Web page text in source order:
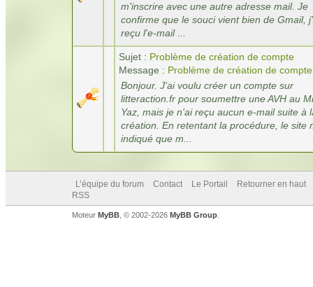
m'inscrire avec une autre adresse mail. Je
confirme que le souci vient bien de Gmail,
reçu l'e-mail ...
Sujet : Problème de création de compte
Message : Problème de création de compte
Bonjour. J'ai voulu créer un compte sur
litteraction.fr pour soumettre une AVH au
Yaz, mais je n'ai reçu aucun e-mail suite à
création. En retentant la procédure, le site
indiqué que m...
L’équipe du forum Contact Le Portail
Retourner en haut
RSS
Moteur MyBB , © 2002-2026 MyBB Group